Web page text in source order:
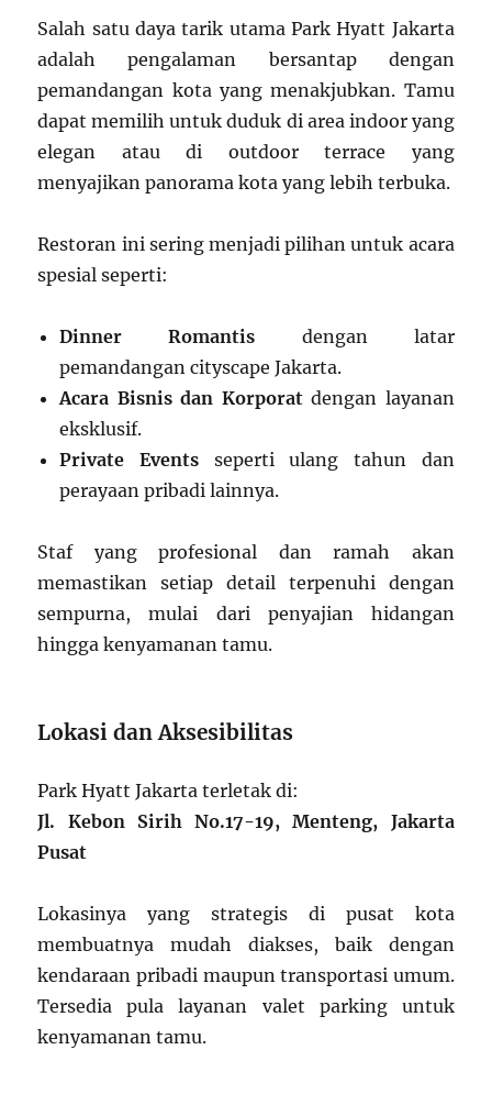
Salah satu daya tarik utama Park Hyatt Jakarta
adalah pengalaman bersantap dengan
pemandangan kota yang menakjubkan. Tamu
dapat memilih untuk duduk di area indoor yang
elegan atau di outdoor terrace yang
menyajikan panorama kota yang lebih terbuka.
Restoran ini sering menjadi pilihan untuk acara
spesial seperti:
Dinner Romantis dengan latar
pemandangan cityscape Jakarta.
Acara Bisnis dan Korporatdengan layanan
eksklusif.
Private Events seperti ulang tahun dan
perayaan pribadi lainnya.
Staf yang profesional dan ramah akan
memastikan setiap detail terpenuhi dengan
sempurna, mulai dari penyajian hidangan
hingga kenyamanan tamu.
Lokasi dan Aksesibilitas
Park Hyatt Jakarta terletak di:
Jl. Kebon Sirih No.17-19, Menteng, Jakarta
Pusat
Lokasinya yang strategis di pusat kota
membuatnya mudah diakses, baik dengan
kendaraan pribadi maupun transportasi umum.
Tersedia pula layanan valet parking untuk
kenyamanan tamu.